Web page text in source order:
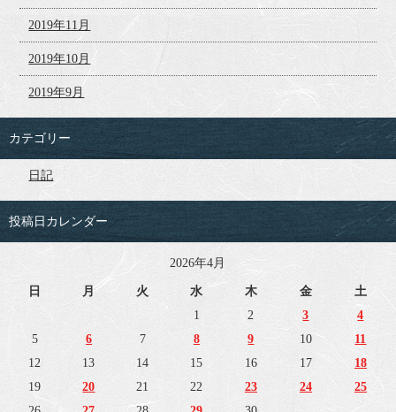
2019年11月
2019年10月
2019年9月
カテゴリー
日記
投稿日カレンダー
2026年4月
日 月 火 水 木 金
土
1
2 3
4
5
6 7 8 9 10
11
12
13 14 15 16 17
18
19
20 21 22 23 24
25